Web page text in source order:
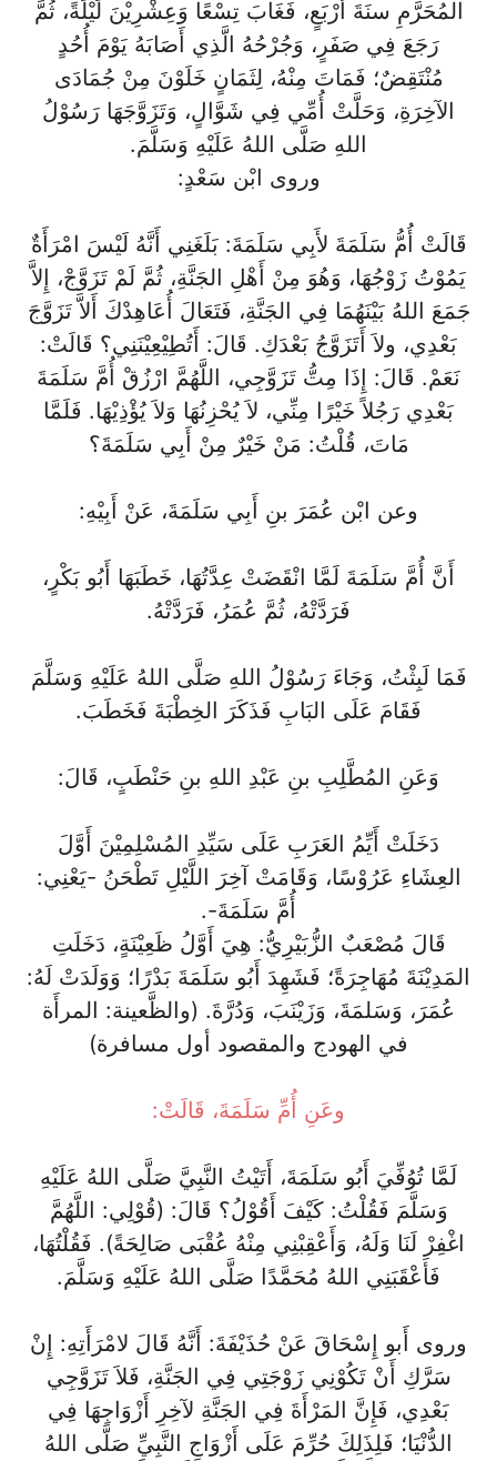
المُحَرَّمِ سنَةَ أَرْبَعٍ، فَغَابَ تِسْعًا وَعِشْرِيْنَ لَيْلَةً، ثُمَّ
رَجَعَ فِي صَفَرٍ، وَجُرْحُهُ الَّذِي أَصَابَهُ يَوْمَ أُحُدٍ
مُنْتَقِضٌ؛ فَمَاتَ مِنْهُ، لِثَمَانٍ خَلَوْنَ مِنْ جُمَادَى
الآخِرَةِ، وَحَلَّتْ أُمِّي فِي شَوَّالٍ، وَتَزَوَّجَهَا رَسُوْلُ
اللهِ صَلَّى اللهُ عَلَيْهِ وَسَلَّمَ.
وروى ابْن سَعْدٍ:
قَالَتْ أُمُّ سَلَمَةَ لأَبِي سَلَمَةَ: بَلَغَنِي أَنَّهُ لَيْسَ امْرَأَةٌ
يَمُوْتُ زَوْجُهَا، وَهُوَ مِنْ أَهْلِ الجَنَّةِ، ثُمَّ لَمْ تَزَوَّجْ، إِلاَّ
جَمَعَ اللهُ بَيْنَهُمَا فِي الجَنَّةِ، فَتَعَالَ أُعَاهِدْكَ أَلاَّ تَزَوَّجَ
بَعْدِي، ولاَ أَتَزَوَّجُ بَعْدَكِ. قَالَ: أَتُطِيْعِيْنَنِي؟ قَالَتْ:
نَعَمْ. قَالَ: إِذَا مِتُّ تَزَوَّجِي، اللَّهُمَّ ارْزُقْ أُمَّ سَلَمَةَ
بَعْدِي رَجُلاً خَيْرًا مِنِّي، لاَ يُحْزِنُهَا وَلاَ يُؤْذِيْهَا. فَلَمَّا
مَاتَ، قُلْتُ: مَنْ خَيْرٌ مِنْ أَبِي سَلَمَةَ؟
وعن ابْن عُمَرَ بنِ أَبِي سَلَمَةَ، عَنْ أَبِيْهِ:
أَنَّ أُمَّ سَلَمَةَ لَمَّا انْقَضَتْ عِدَّتُهَا، خَطَبَهَا أَبُو بَكْرٍ،
فَرَدَّتْهُ، ثُمَّ عُمَرُ، فَرَدَّتْهُ.
فَمَا لَبِثْتُ، وَجَاءَ رَسُوْلُ اللهِ صَلَّى اللهُ عَلَيْهِ وَسَلَّمَ
فَقَامَ عَلَى البَابِ فَذَكَرَ الخِطْبَةَ فَخَطَبَ.
وَعَنِ المُطَّلِبِ بنِ عَبْدِ اللهِ بنِ حَنْطَبٍ، قَالَ:
دَخَلَتْ أَيِّمُ العَرَبِ عَلَى سَيِّدِ المُسْلِمِيْنَ أَوَّلَ
العِشَاءِ عَرُوْسًا، وَقَامَتْ آخِرَ اللَّيْلِ تَطْحَنُ -يَعْنِي:
أُمَّ سَلَمَةَ-.
قَالَ مُصْعَبٌ الزُّبَيْرِيُّ: هِيَ أَوَّلُ ظَعِيْنَةٍ، دَخَلَتِ
المَدِيْنَةَ مُهَاجِرَةً؛ فَشَهِدَ أَبُو سَلَمَةَ بَدْرًا؛ وَوَلَدَتْ لَهُ:
عُمَرَ، وَسَلمَةَ، وَزَيْنَبَ، وَدُرَّةَ. (والظَّعينة: المرأَة
في الهودج والمقصود أول مسافرة)
وعَنِ أُمِّ سَلَمَةَ، قَالَتْ:
لَمَّا تُوُفِّيَ أَبُو سَلَمَةَ، أَتَيْتُ النَّبِيَّ صَلَّى اللهُ عَلَيْهِ
وَسَلَّمَ فَقُلْتُ: كَيْفَ أَقُوْلُ؟ قَالَ: (قُوْلِي: اللَّهُمَّ
اغْفِرْ لَنَا وَلَهُ، وَأَعْقِبْنِي مِنْهُ عُقْبَى صَالِحَةً). فَقُلْتُهَا،
فَأَعْقَبَنِي اللهُ مُحَمَّدًا صَلَّى اللهُ عَلَيْهِ وَسَلَّمَ.
وروى أَبو إِسْحَاقَ عَنْ حُذَيْفَةَ: أَنَّهُ قَالَ لامْرَأَتِهِ: إِنْ
سَرَّكِ أَنْ تَكُوْنِي زَوْجَتِي فِي الجَنَّةِ، فَلاَ تَزَوَّجِي
بَعْدِي، فَإِنَّ المَرْأَةَ فِي الجَنَّةِ لآخِرِ أَزْوَاجِهَا فِي
الدُّنْيَا؛ فَلِذَلِكَ حُرِّمَ عَلَى أَزْوَاجِ النَّبِيِّ صَلَّى اللهُ